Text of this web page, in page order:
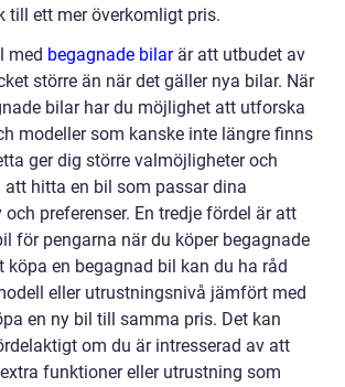
till ett mer överkomligt pris.
med begagnade bilarär att utbudet av
större än när det gäller nya bilar. När
bilar har du möjlighet att utforska
modeller som kanske inte längre finns
ger dig större valmöjligheter och
att hitta en bil som passar dina
preferenser. En tredje fördel är att
för pengarna när du köper begagnade
köpa en begagnad bil kan du ha råd
eller utrustningsnivå jämfört med
en ny bil till samma pris. Det kan
om du är intresserad av att
funktioner eller utrustning som